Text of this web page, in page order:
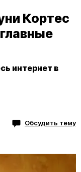
Кортес
интернет в
Обсудить тему